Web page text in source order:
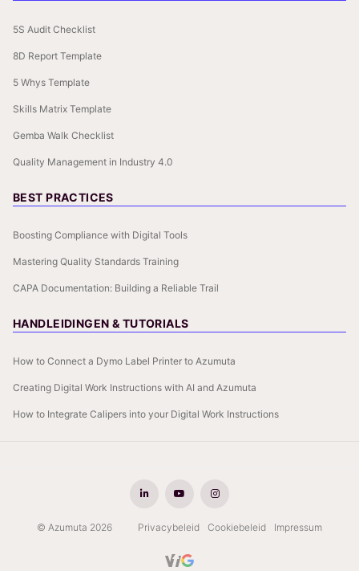
5S Audit Checklist
8D Report Template
5 Whys Template
Skills Matrix Template
Gemba Walk Checklist
Quality Management in Industry 4.0
BEST PRACTICES
Boosting Compliance with Digital Tools
Mastering Quality Standards Training
CAPA Documentation: Building a Reliable Trail
HANDLEIDINGEN & TUTORIALS
How to Connect a Dymo Label Printer to Azumuta
Creating Digital Work Instructions with AI and Azumuta
How to Integrate Calipers into your Digital Work Instructions
© Azumuta 2026 Privacybeleid Cookiebeleid Impressum